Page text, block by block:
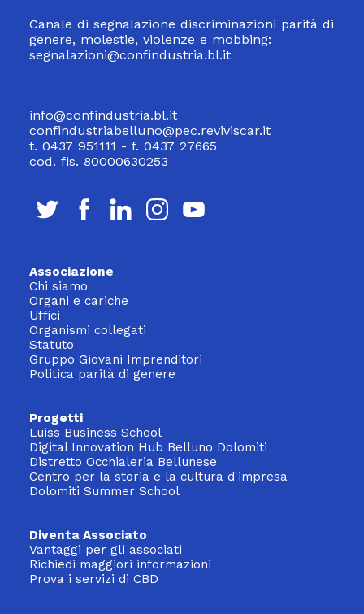
Canale di segnalazione discriminazioni parità di
genere, molestie, violenze e mobbing:
segnalazioni@confindustria.bl.it
info@confindustria.bl.it
confindustriabelluno@pec.reviviscar.it
t. 0437 951111 - f. 0437 27665
cod. fis. 80000630253
Associazione
Chi siamo
Organi e cariche
Uffici
Organismi collegati
Statuto
Gruppo Giovani Imprenditori
Politica parità di genere
Progetti
Luiss Business School
Digital Innovation Hub Belluno Dolomiti
Distretto Occhialeria Bellunese
Centro per la storia e la cultura d'impresa
Dolomiti Summer School
Diventa Associato
Vantaggi per gli associati
Richiedi maggiori informazioni
Prova i servizi di CBD